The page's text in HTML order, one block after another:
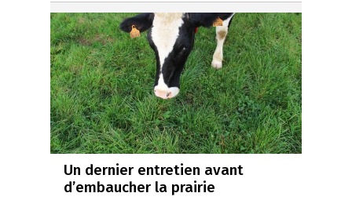
Un dernier entretien avant
d’embaucher la prairie